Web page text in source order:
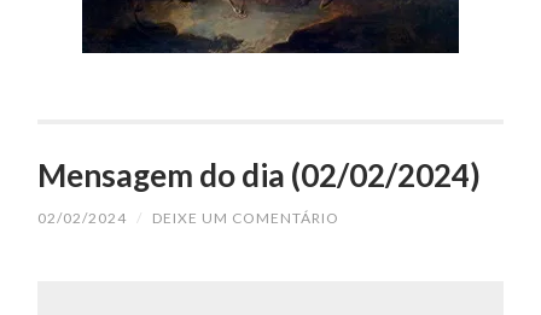
Mensagem do dia (02/02/2024)
02/02/2024 / DEIXE UM COMENTÁRIO